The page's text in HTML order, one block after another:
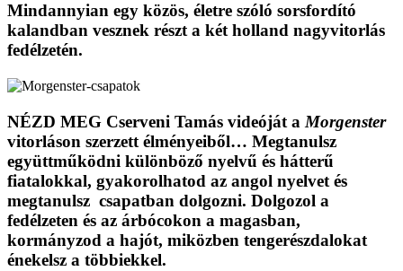
Mindannyian egy közös, életre szóló sorsfordító
kalandban vesznek részt a két holland nagyvitorlás
fedélzetén.
NÉZD MEG Cserveni Tamás videóját aMorgenster
vitorláson szerzett élményeiből… Megtanulsz
együttműködni különböző nyelvű és hátterű
fiatalokkal, gyakorolhatod az angol nyelvet és
megtanulsz csapatban dolgozni. Dolgozol a
fedélzeten és az árbócokon a magasban,
kormányzod a hajót, miközben tengerészdalokat
énekelsz a többiekkel.